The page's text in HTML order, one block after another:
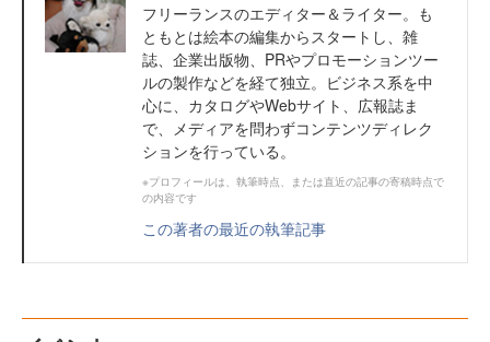
フリーランスのエディター＆ライター。も
ともとは絵本の編集からスタートし、雑
誌、企業出版物、PRやプロモーションツー
ルの製作などを経て独立。ビジネス系を中
心に、カタログやWebサイト、広報誌ま
で、メディアを問わずコンテンツディレク
ションを行っている。
※プロフィールは、執筆時点、または直近の記事の寄稿時点で
の内容です
この著者の最近の執筆記事